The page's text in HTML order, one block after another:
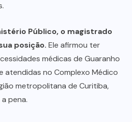
Público, o magistrado
posição. Ele afirmou ter
médicas de Guaranho
atendidas no Complexo Médico
metropolitana de Curitiba,
pena.